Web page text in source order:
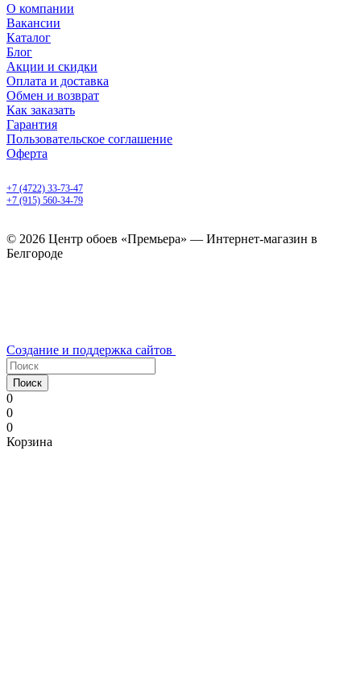
О компании
Вакансии
Каталог
Блог
Акции и скидки
Оплата и доставка
Обмен и возврат
Как заказать
Гарантия
Пользовательское соглашение
Оферта
+7 (4722) 33-73-47
+7 (915) 560-34-79
© 2026 Центр обоев «Премьера» — Интернет-магазин в
Белгороде
Создание и поддержка сайтов
Поиск
0
0
0
Корзина